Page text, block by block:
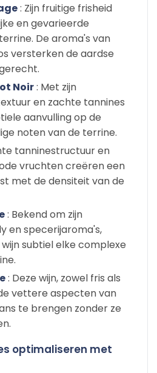
: Zijn fruitige frisheid
en gevarieerde
De aroma's van
versterken de aardse
Noir: Met zijn
en zachte tannines
aanvulling op de
noten van de terrine.
tanninestructuur en
vruchten creëren een
met de densiteit van de
: Bekend om zijn
en specerijaroma's,
subtiel elke complexe
: Deze wijn, zowel fris als
vettere aspecten van
te brengen zonder ze
optimaliseren met